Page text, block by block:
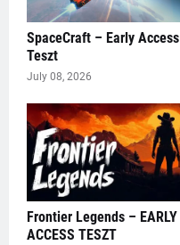
SpaceCraft – Early Access
Teszt
July 08, 2026
Frontier Legends – EARLY
ACCESS TESZT